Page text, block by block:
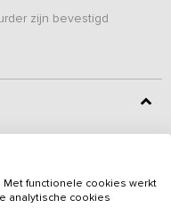
zijn bevestigd
De accommodatie biedt
in het Brabantse groen.
klein dennenbos met
functionele cookies werkt
analytische cookies